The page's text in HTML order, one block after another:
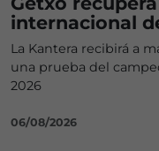
internacional
La Kantera recibirá a
una prueba del
2026
06/08/2026